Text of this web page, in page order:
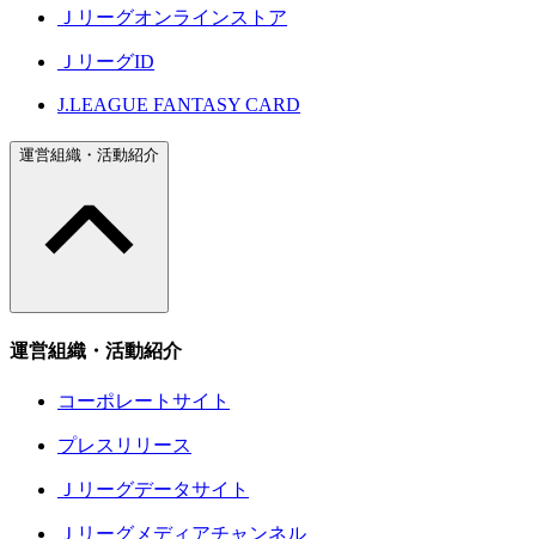
Ｊリーグオンラインストア
ＪリーグID
J.LEAGUE FANTASY CARD
運営組織・活動紹介
運営組織・活動紹介
コーポレートサイト
プレスリリース
Ｊリーグデータサイト
Ｊリーグメディアチャンネル